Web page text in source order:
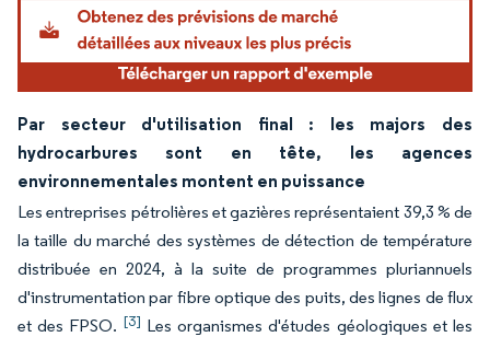
Par secteur d'utilisation final : les majors des
hydrocarbures sont en tête, les agences
environnementales montent en puissance
Les entreprises pétrolières et gazières représentaient 39,3 % de
la taille du marché des systèmes de détection de température
distribuée en 2024, à la suite de programmes pluriannuels
d'instrumentation par fibre optique des puits, des lignes de flux
et des FPSO. [3] Les organismes d'études géologiques et les